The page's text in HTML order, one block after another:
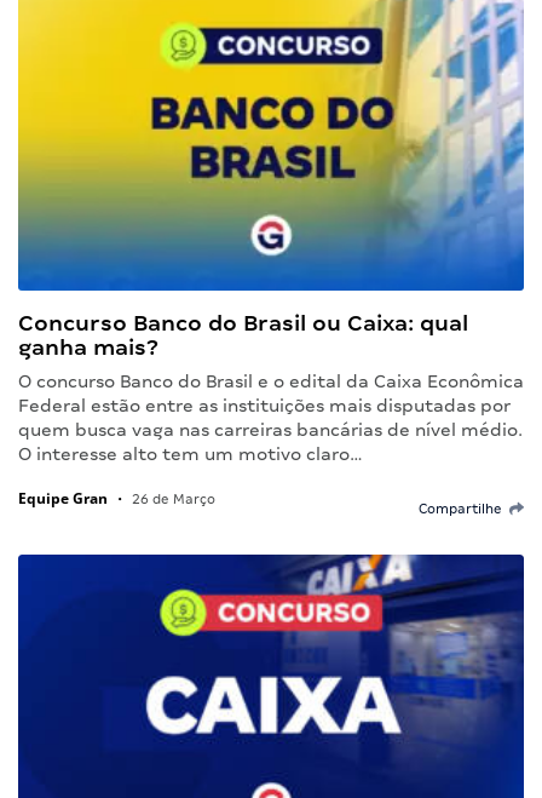
Concurso Banco do Brasil ou Caixa: qual
ganha mais?
O concurso Banco do Brasil e o edital da Caixa Econômica
Federal estão entre as instituições mais disputadas por
quem busca vaga nas carreiras bancárias de nível médio.
O interesse alto tem um motivo claro…
Equipe Gran • 26 de Março
Compartilhe